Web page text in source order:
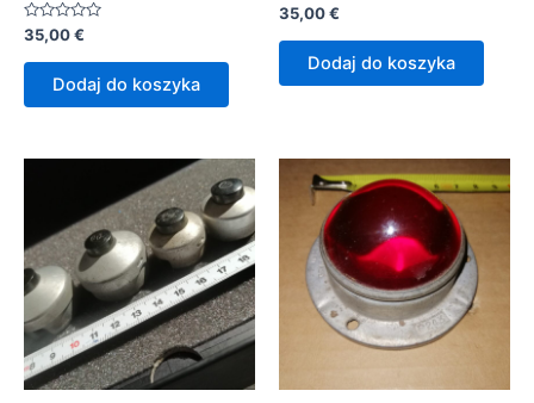
Oceniono
0
na
35,00€
Dodaj do koszyka
Oceniono
0
na
35,00€
Dodaj do koszyka